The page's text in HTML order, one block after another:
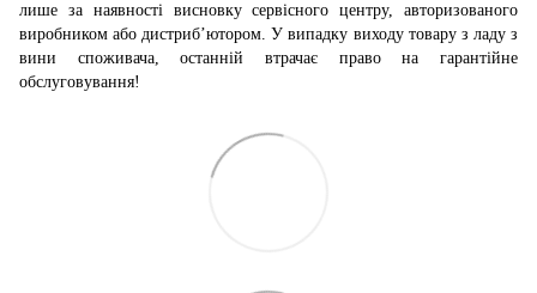
лише за наявності висновку сервісного центру, авторизованого
виробником або дистриб’ютором. У випадку виходу товару з ладу з
вини споживача, останній втрачає право на гарантійне
обслуговування!